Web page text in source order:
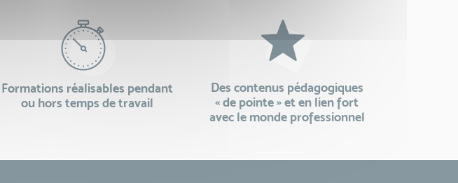
Formations réalisables pendant
ou hors temps de travail
Des contenus pédagogiques
« de pointe » et en lien fort
avec le monde professionnel